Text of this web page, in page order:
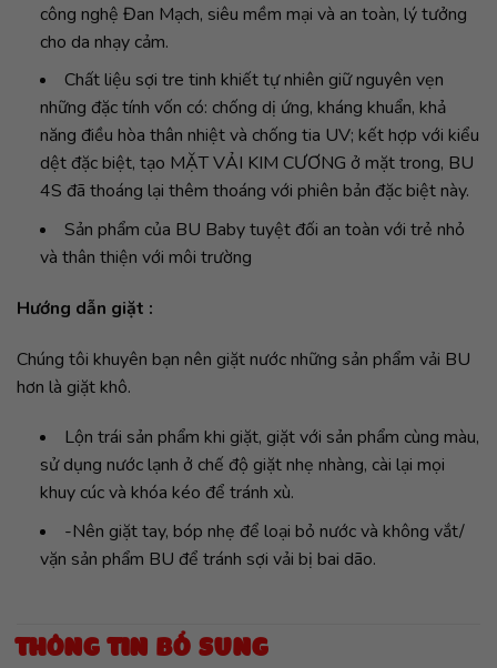
công nghệ Đan Mạch, siêu mềm mại và an toàn, lý tưởng
cho da nhạy cảm.
Chất liệu sợi tre tinh khiết tự nhiên giữ nguyên vẹn
những đặc tính vốn có: chống dị ứng, kháng khuẩn, khả
năng điều hòa thân nhiệt và chống tia UV; kết hợp với kiểu
dệt đặc biệt, tạo MẶT VẢI KIM CƯƠNG ở mặt trong, BU
4S đã thoáng lại thêm thoáng với phiên bản đặc biệt này.
Sản phẩm của BU Baby tuyệt đối an toàn với trẻ nhỏ
và thân thiện với môi trường
Hướng dẫn giặt :
Chúng tôi khuyên bạn nên giặt nước những sản phẩm vải BU
hơn là giặt khô.
Lộn trái sản phẩm khi giặt, giặt với sản phẩm cùng màu,
sử dụng nước lạnh ở chế độ giặt nhẹ nhàng, cài lại mọi
khuy cúc và khóa kéo để tránh xù.
-Nên giặt tay, bóp nhẹ để loại bỏ nước và không vắt/
vặn sản phẩm BU để tránh sợi vải bị bai dão.
THÔNG TIN BỔ SUNG